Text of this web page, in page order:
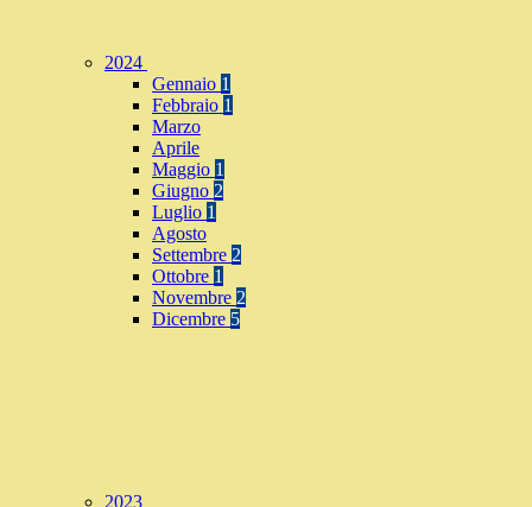
2024
Gennaio 1
Febbraio 1
Marzo
Aprile
Maggio 1
Giugno 2
Luglio 1
Agosto
Settembre 2
Ottobre 1
Novembre 2
Dicembre 5
2023